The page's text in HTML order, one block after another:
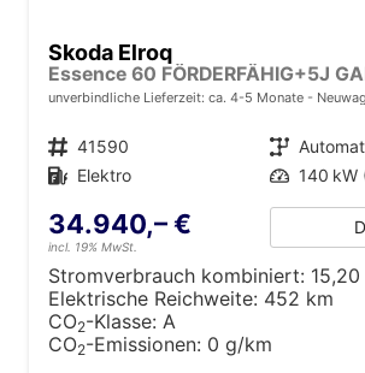
Skoda Elroq
unverbindliche Lieferzeit: ca. 4-5 Monate
Fahrzeugnr. 41590 Getriebe
Kraftstoff Elektro Leistung 140 kW
34.940,– €
incl. 19% MwSt.
Stromverbrauch kombiniert:
Elektrische Reichweite: 452 km
CO2-Klasse: A
CO2-Emissionen: 0 g/km